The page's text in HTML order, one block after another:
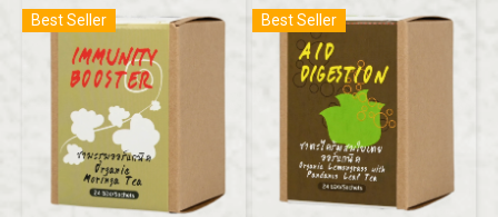
Best Seller Best Seller